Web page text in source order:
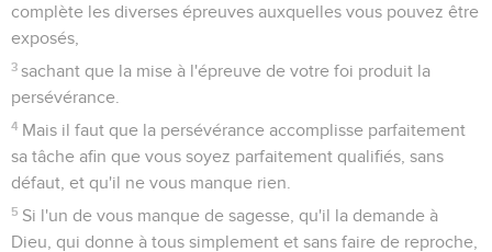
complète les diverses épreuves auxquelles vous pouvez être
exposés,
3 sachant que la mise à l'épreuve de votre foi produit la
persévérance.
4 Mais il faut que la persévérance accomplisse parfaitement
sa tâche afin que vous soyez parfaitement qualifiés, sans
défaut, et qu'il ne vous manque rien.
5 Si l'un de vous manque de sagesse, qu'il la demande à
Dieu, qui donne à tous simplement et sans faire de reproche,